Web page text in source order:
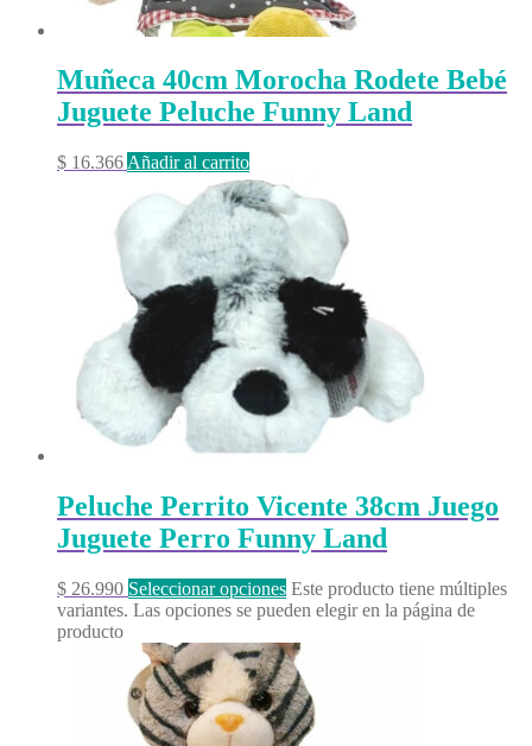
Muñeca 40cm Morocha Rodete Bebé
Juguete Peluche Funny Land
$ 16.366 Añadir al carrito
Peluche Perrito Vicente 38cm Juego
Juguete Perro Funny Land
$ 26.990 Seleccionar opciones Este producto tiene múltiples
variantes. Las opciones se pueden elegir en la página de
producto